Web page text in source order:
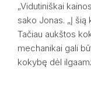
„Vidutiniškai
sako Jonas. „Į šią
Tačiau aukštos
mechanikai gali
kokybę dėl